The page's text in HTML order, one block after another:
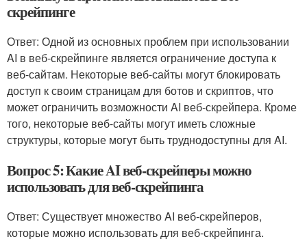
скрейпинге
Ответ: Одной из основных проблем при использовании
AI в веб-скрейпинге является ограничение доступа к
веб-сайтам. Некоторые веб-сайты могут блокировать
доступ к своим страницам для ботов и скриптов, что
может ограничить возможности AI веб-скрейпера. Кроме
того, некоторые веб-сайты могут иметь сложные
структуры, которые могут быть труднодоступны для AI.
Вопрос 5: Какие AI веб-скрейперы можно
использовать для веб-скрейпинга
Ответ: Существует множество AI веб-скрейперов,
которые можно использовать для веб-скрейпинга.